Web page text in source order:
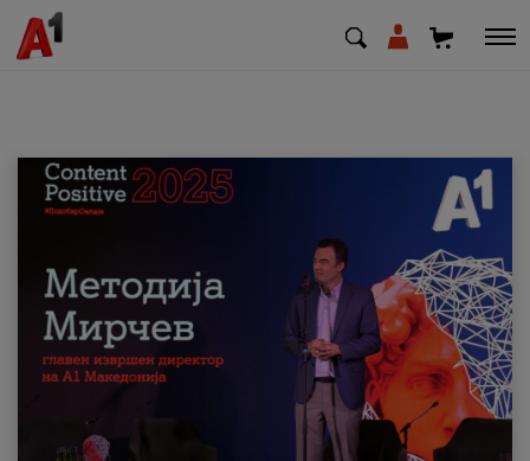
МК EN
Приватни Деловни
Поддршка